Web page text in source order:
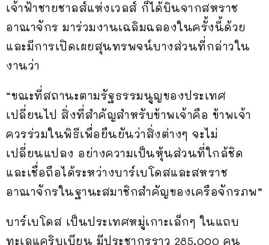
เจ้าฟ้าชายชาลส์แห่งเวลส์ ก็ได้บินจากสหราช
อาณาจักร มาร่วมงานเฉลิมฉลองในครั้งนี้ด้วย
และมีการเปิดเผยสุนทรพจน์บางส่วนที่กล่าวใน
งานว่า
“ขณะที่สถานะตามรัฐธรรมนูญของประเทศ
เปลี่ยนไป สิ่งที่สำคัญสำหรับข้าพเจ้าคือ ข้าพเจ้า
ควรร่วมในพิธีเพื่อยืนยันว่าสิ่งต่างๆ จะไม่
เปลี่ยนแปลง อย่างความเป็นหุ้นส่วนที่ใกล้ชิด
และเชื่อถือได้ระหว่างบาร์เบโดสและสหราช
อาณาจักรในฐานะสมาชิกสำคัญของเครือจักรภพ”
บาร์เบโดส เป็นประเทศหมู่เกาะเล็กๆ ในแถบ
ทะเลแคริบเบียน มีประชากรราว 285,000 คน